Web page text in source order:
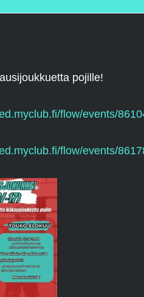
pojille!
flow/events/
flow/events/